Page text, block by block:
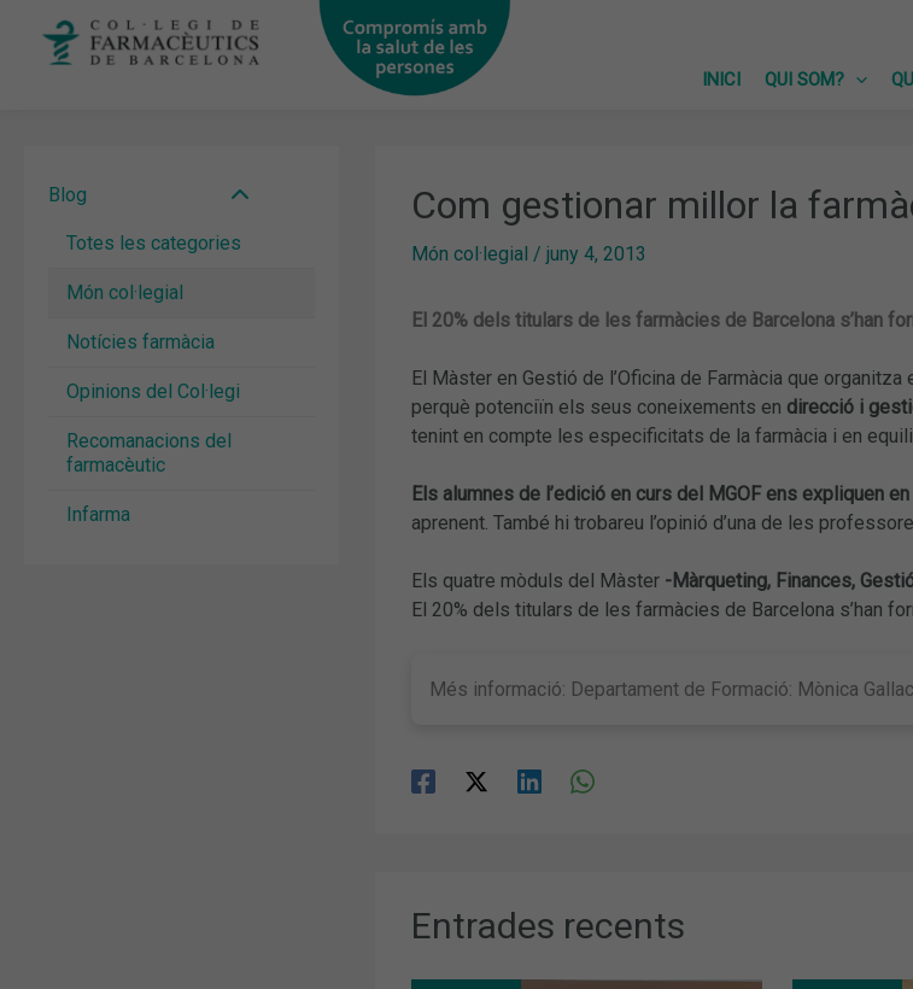
INICI
QUI SOM?
Blog
Totes les categories
Món col·legial
Notícies farmàcia
Opinions del Col·legi
Recomanacions del
farmacèutic
Infarma
Com gestionar millor la
Món col·legial / juny 4, 2013
El 20% dels titulars de les farmàcies de Barcelona s’han
El Màster en Gestió de l’Oficina de Farmàcia que
perquè potenciïn els seus coneixements en direcció i
tenint en compte les especificitats de la farmàcia i en
Els alumnes de l’edició en curs del MGOF ens expliquen
aprenent. També hi trobareu l’opinió d’una de les
Els quatre mòduls del Màster -Màrqueting, Finances,
El 20% dels titulars de les farmàcies de Barcelona s’han
Més informació: Departament de Formació: Mònica
Entrades recents